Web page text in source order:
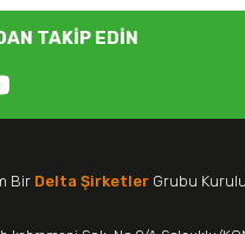
TAKİP EDİN
Bir Delta Şirketler Grubu